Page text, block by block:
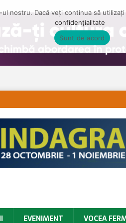
EVENIMENT VOCEA
nostru. Dacă veți continua să
confidențialitate
Sunt de acord